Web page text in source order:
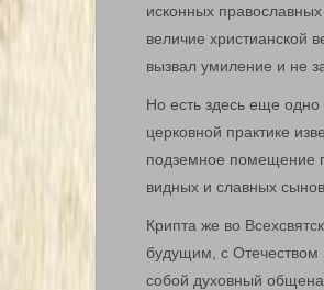
исконных
величие христианской
вызвал умиление и не
Но есть здесь еще
церковной практике
подземное помещение
видных и славных
Крипта же во
будущим, с
собой духовный